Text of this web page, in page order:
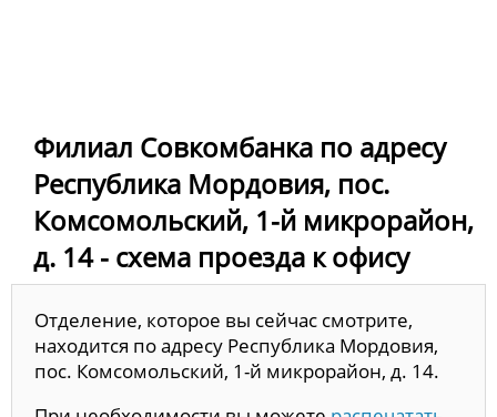
Филиал Совкомбанка по адресу
Республика Мордовия, пос.
Комсомольский, 1-й микрорайон,
д. 14 - схема проезда к офису
Отделение, которое вы сейчас смотрите,
находится по адресу Республика Мордовия,
пос. Комсомольский, 1-й микрорайон, д. 14.